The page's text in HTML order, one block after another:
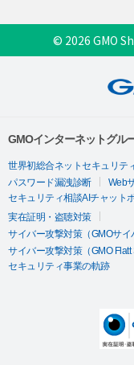
© 2026 GMO